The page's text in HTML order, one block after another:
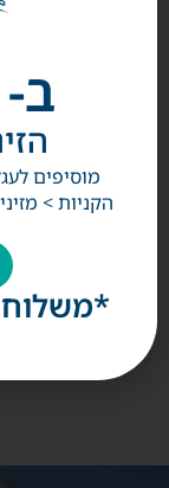
המידע שלך
פרטיות.
ב- 10% הנחה!
מוסיפים
*משלוח עד